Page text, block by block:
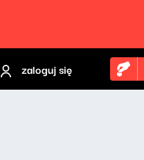
zaloguj się